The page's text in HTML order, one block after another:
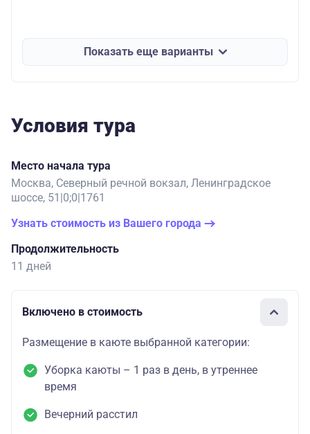
Показать еще варианты
Условия тура
Место начала тура
Москва, Северный речной вокзал, Ленинградское
шоссе, 51|0;0|1761
Узнать стоимость из Вашего города
Продолжительность
11 дней
Включено в стоимость
Размещение в каюте выбранной категории:
Уборка каюты – 1 раз в день, в утреннее
время
Вечерний расстил